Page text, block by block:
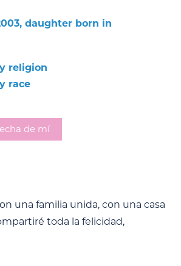
daughter born in
religion
race
de mí
una familia unida, con una casa
toda la felicidad,